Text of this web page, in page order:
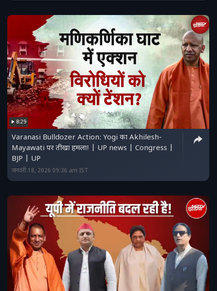
8:29
Varanasi Bulldozer Action: Yogi का Akhilesh-
Mayawati पर तीखा हमला! | UP news | Congress |
BJP | UP
जनवरी 18, 2026 09:36 am IST